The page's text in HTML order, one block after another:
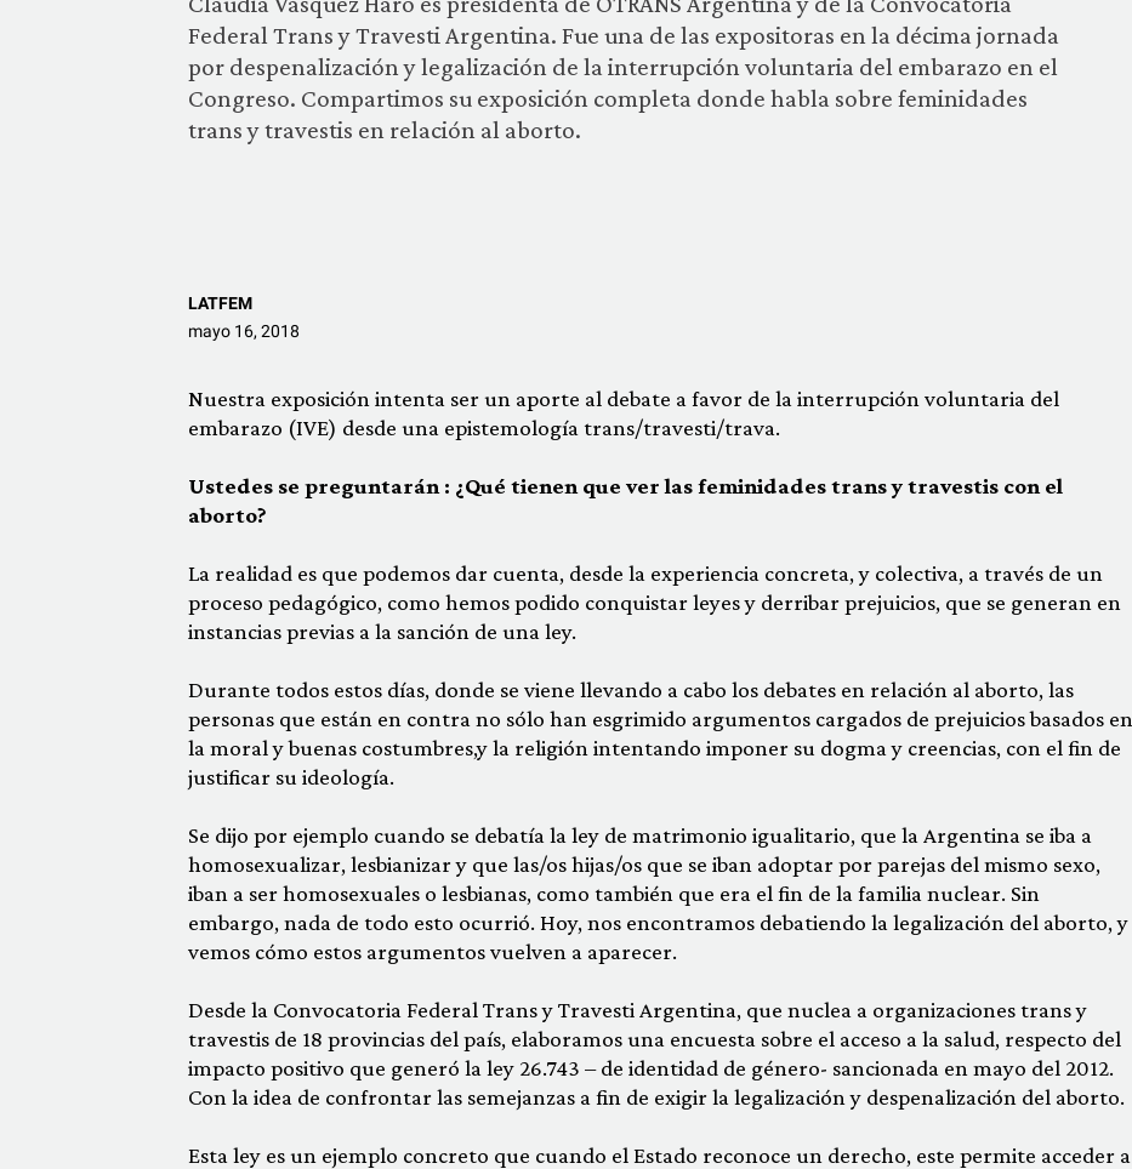
Federal Trans y Travesti Argentina. Fue una de las expositoras en la décima jornada
por despenalización y legalización de la interrupción voluntaria del embarazo en el
Congreso. Compartimos su exposición completa donde habla sobre feminidades
trans y travestis en relación al aborto.
LATFEM
mayo 16, 2018
Nuestra exposición intenta ser un aporte al debate a favor de la interrupción voluntaria del
embarazo (IVE) desde una epistemología trans/travesti/trava.
Ustedes se preguntarán : ¿Qué tienen que ver las feminidades trans y travestis con el
aborto?
La realidad es que podemos dar cuenta, desde la experiencia concreta, y colectiva, a través de un
proceso pedagógico, como hemos podido conquistar leyes y derribar prejuicios, que se generan en
instancias previas a la sanción de una ley.
Durante todos estos días, donde se viene llevando a cabo los debates en relación al aborto, las
personas que están en contra no sólo han esgrimido argumentos cargados de prejuicios basados en
la moral y buenas costumbres,y la religión intentando imponer su dogma y creencias, con el fin de
justificar su ideología.
Se dijo por ejemplo cuando se debatía la ley de matrimonio igualitario, que la Argentina se iba a
homosexualizar, lesbianizar y que las/os hijas/os que se iban adoptar por parejas del mismo sexo,
iban a ser homosexuales o lesbianas, como también que era el fin de la familia nuclear. Sin
embargo, nada de todo esto ocurrió. Hoy, nos encontramos debatiendo la legalización del aborto, y
vemos cómo estos argumentos vuelven a aparecer.
Desde la Convocatoria Federal Trans y Travesti Argentina, que nuclea a organizaciones trans y
travestis de 18 provincias del país, elaboramos una encuesta sobre el acceso a la salud, respecto del
impacto positivo que generó la ley 26.743 – de identidad de género- sancionada en mayo del 2012.
Con la idea de confrontar las semejanzas a fin de exigir la legalización y despenalización del aborto.
Esta ley es un ejemplo concreto que cuando el Estado reconoce un derecho, este permite acceder a